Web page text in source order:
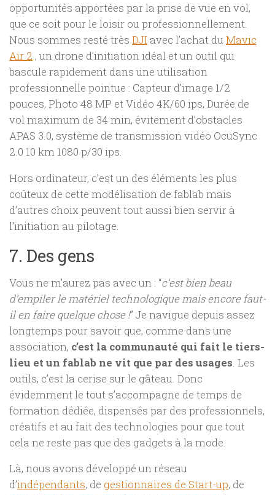
opportunités apportées par la prise de vue en vol,
que ce soit pour le loisir ou professionnellement.
Nous sommes resté très DJI avec l’achat du Mavic
Air 2 , un drone d’initiation idéal et un outil qui
bascule rapidement dans une utilisation
professionnelle pointue : Capteur d’image 1/2
pouces, Photo 48 MP et Vidéo 4K/60 ips, Durée de
vol maximum de 34 min, évitement d’obstacles
APAS 3.0, système de transmission vidéo OcuSync
2.0 10 km 1080 p/30 ips.
Hors ordinateur, c’est un des éléments les plus
coûteux de cette modélisation de fablab mais
d’autres choix peuvent tout aussi bien servir à
l’initiation au pilotage.
7. Des gens
Vous ne m’aurez pas avec un : “c’est bien beau
d’empiler le matériel technologique mais encore faut-
il en faire quelque chose !” Je navigue depuis assez
longtemps pour savoir que, comme dans une
association, c’est la communauté qui fait le tiers-
lieu et un fablab ne vit que par des usages. Les
outils, c’est la cerise sur le gâteau. Donc
évidemment le tout s’accompagne de temps de
formation dédiée, dispensés par des professionnels,
créatifs et au fait des technologies pour que tout
cela ne reste pas que des gadgets à la mode.
Là, nous avons développé un réseau
d’indépendants, de gestionnaires de Start-up, de